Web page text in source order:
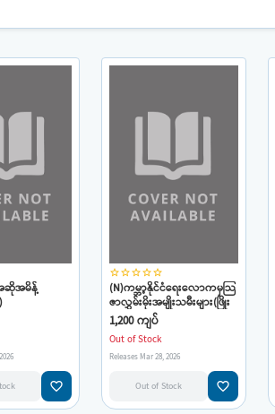
ဆိုအမိန့်
favorite_border
star_borderstar_borderstar_borderstar_borderstar_border
(N)ကမ္ဘာ့နိုင်ငံရေးလောကမှသြ
ဇာလွှမ်းမိုးအမျိုးသမီးများ(ဖြိုး
သာရ)
1,200 ကျပ်
Out of Stock
Releases Mar 28, 2026
Out of Stock favorite_border